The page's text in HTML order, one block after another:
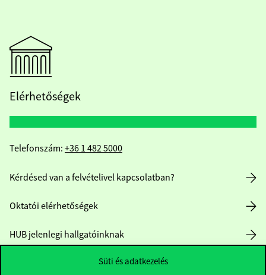
Süti és adatkezelés
Elérhetőségek
Telefonszám: +36 1 482 5000
Kérdésed van a felvételivel kapcsolatban?
Oktatói elérhetőségek
HUB jelenlegi hallgatóinknak
press@uni-corvinus.hu